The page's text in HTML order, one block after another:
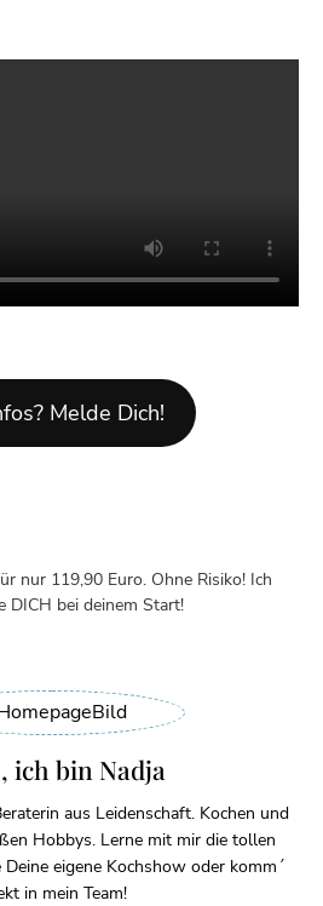
Melde Dich!
nur 119,90 Euro. Ohne Risiko! Ich
DICH bei deinem Start!
ich bin Nadja
aus Leidenschaft. Kochen und
Hobbys. Lerne mit mir die tollen
eigene Kochshow oder komm´
in mein Team!